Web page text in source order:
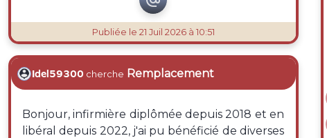
Publiée le 21 Juil 2026 à 10:51
Idel59300 cherche Remplacement
Bonjour, infirmière diplômée depuis 2018 et en
libéral depuis 2022, j'ai pu bénéficié de diverses